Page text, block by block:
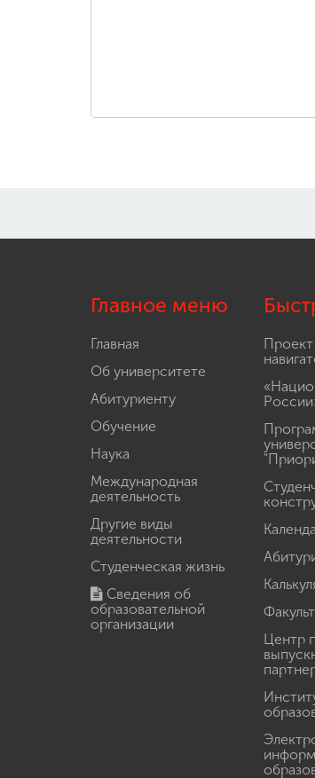
Главное меню
Главная
Об университете
Абитуриенту
Обучение
Наука
Международная
деятельность
Другие виды
деятельности
Студенческая жизнь
Сведения об
образовательной
организации
Центр